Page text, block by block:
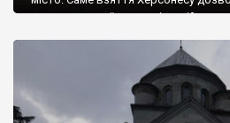
диктувати свої умови
Херсонесі Володимир-язичник,
А потім було Хрещення Русі. На